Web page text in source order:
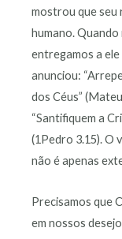
mostrou que seu
humano.
entregamos a
anunciou:
dos Céus”
“Santifiquem a
(1Pedro 3.15). O
não é apenas
Precisamos que
em nossos